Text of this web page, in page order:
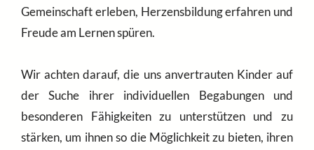
Gemeinschaft erleben, Herzensbildung erfahren und
Freude am Lernen spüren.
Wir achten darauf, die uns anvertrauten Kinder auf
der Suche ihrer individuellen Begabungen und
besonderen Fähigkeiten zu unterstützen und zu
stärken, um ihnen so die Möglichkeit zu bieten, ihren